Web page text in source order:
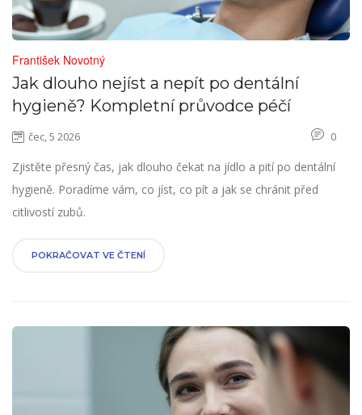
František Novotný
Jak dlouho nejíst a nepít po dentální
hygieně? Kompletní průvodce péčí
čec, 5 2026 0
Zjistěte přesný čas, jak dlouho čekat na jídlo a pití po dentální
hygieně. Poradíme vám, co jíst, co pít a jak se chránit před
citlivostí zubů.
POKRAČOVAT VE ČTENÍ